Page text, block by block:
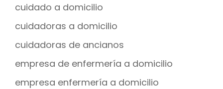
cuidado a domicilio
cuidadoras a domicilio
cuidadoras de ancianos
empresa de enfermería a domicilio
empresa enfermería a domicilio